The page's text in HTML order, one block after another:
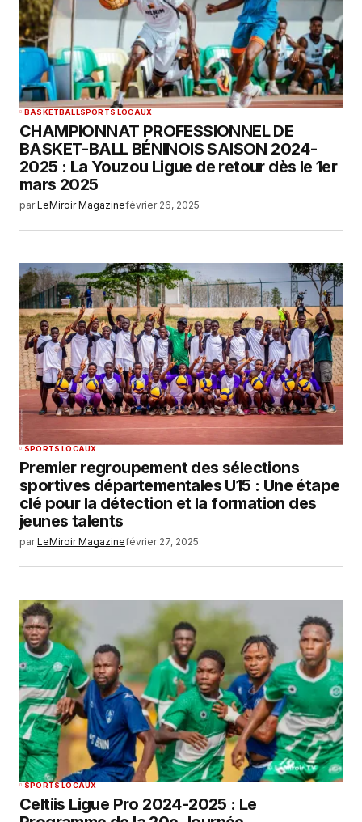
BASKETBALLSPORTS LOCAUX
CHAMPIONNAT PROFESSIONNEL DE
BASKET-BALL BÉNINOIS SAISON 2024-
2025 : La Youzou Ligue de retour dès le 1er
mars 2025
par LeMiroir Magazinefévrier 26, 2025
SPORTS LOCAUX
Premier regroupement des sélections
sportives départementales U15 : Une étape
clé pour la détection et la formation des
jeunes talents
par LeMiroir Magazinefévrier 27, 2025
SPORTS LOCAUX
Celtiis Ligue Pro 2024-2025 : Le